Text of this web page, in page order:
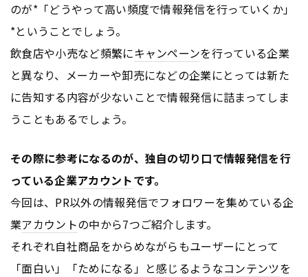
のが*「どうやって高い頻度で情報発信を行っていくか」
*ということでしょう。
飲食店や小売など頻繁にキャンペーンを行っている企業
と異なり、メーカーや卸売になどの企業にとっては新た
に告知する内容が少ないことで情報発信に詰まってしま
うこともあるでしょう。
その際に参考になるのが、独自の切り口で情報発信を行
っている企業アカウントです。
今回は、PR以外の情報発信でフォロワーを集めている企
業アカウントの中から7つご紹介します。
それぞれ自社商品をからめながらもユーザーにとって
「面白い」「ためになる」と感じるようなコンテンツを